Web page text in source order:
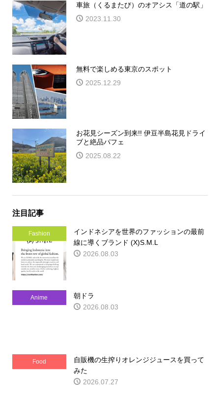
車旅（くるまたび）のオアシス「道の駅」
2023.11.30
無料で楽しめる東京のスポット
2025.12.29
お花見シーズン到来!! 伊豆半島花見ドライ
ブと絶品パフェ
2025.08.22
注目記事
Fashion
インドネシアを世界のファッションの最前
線に導くブランド (X)S.M.L
2026.08.03
Anime
朝ドラ
2026.08.03
Food
自販機の生搾りオレンジジュースを買って
みた
2026.07.27